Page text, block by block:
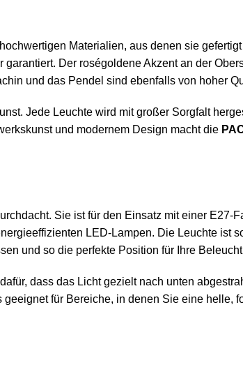
Materialien, aus denen sie
Der roségoldene Akzent an der
und das Pendel sind ebenfalls von hoher
Jede Leuchte wird mit großer Sorgfalt
und modernem Design macht die
Sie ist für den Einsatz mit einer
LED-Lampen. Die Leuchte ist
und so die perfekte Position für Ihre
dass das Licht gezielt nach unten
für Bereiche, in denen Sie eine